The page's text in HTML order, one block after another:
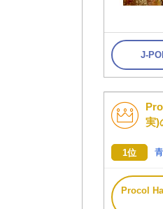
J-
実)
1位
Procol